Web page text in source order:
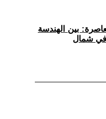
بين الهندسة
في شمال